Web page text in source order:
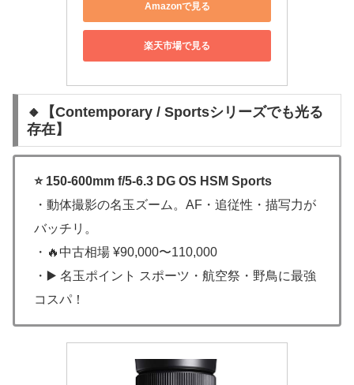
Amazonで見る
楽天市場で見る
🔸【Contemporary / Sportsシリーズでも光る
存在】
⭐ 150-600mm f/5-6.3 DG OS HSM Sports
・動体撮影の名玉ズーム。AF・追従性・描写力が
バッチリ。
・🔥中古相場 ¥90,000〜110,000
・▶️ 名玉ポイント スポーツ・航空祭・野鳥に最強
コスパ！